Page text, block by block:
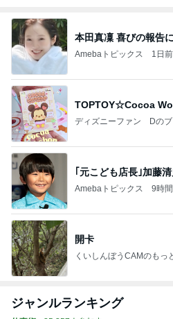
本田真凜 喜びの報告
Amebaトピックス 1日前
TOPTOY☆Cocoa
ディズニーファン Dの
｢元こども店長｣加藤
Amebaトピックス 9時
開卡
くいしんぼうCAMのもっ
ジャンルランキング